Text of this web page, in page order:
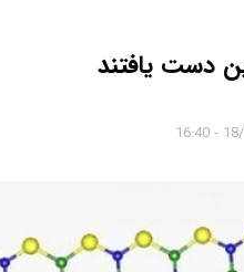
دست یافتند
18/